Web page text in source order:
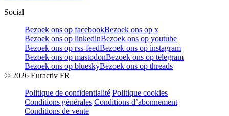
Social
Bezoek ons op facebookBezoek ons op x
Bezoek ons op linkedinBezoek ons op youtube
Bezoek ons op rss-feedBezoek ons op instagram
Bezoek ons op mastodonBezoek ons op telegram
Bezoek ons op blueskyBezoek ons op threads
© 2026 Euractiv FR
Politique de confidentialité Politique cookies
Conditions générales Conditions d’abonnement
Conditions de vente